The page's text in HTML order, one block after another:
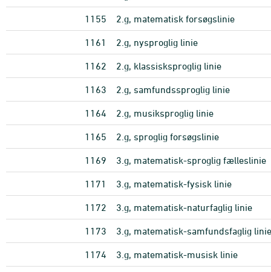
1155 2.g, matematisk forsøgslinie
1161 2.g, nysproglig linie
1162 2.g, klassisksproglig linie
1163 2.g, samfundssproglig linie
1164 2.g, musiksproglig linie
1165 2.g, sproglig forsøgslinie
1169 3.g, matematisk-sproglig fælleslinie
1171 3.g, matematisk-fysisk linie
1172 3.g, matematisk-naturfaglig linie
1173 3.g, matematisk-samfundsfaglig linie
1174 3.g, matematisk-musisk linie